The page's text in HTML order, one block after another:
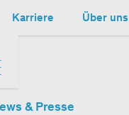
Karriere Über uns
& Presse